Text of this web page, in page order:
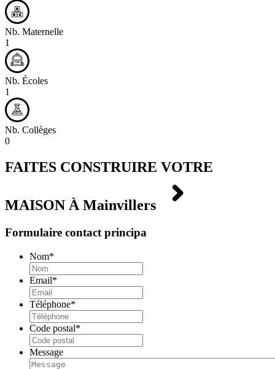
Nb. Maternelle
1
Nb. Écoles
1
Nb. Collèges
0
FAITES CONSTRUIRE VOTRE
MAISON À Mainvillers
Formulaire contact principa
Nom*
Email*
Téléphone*
Code postal*
Message